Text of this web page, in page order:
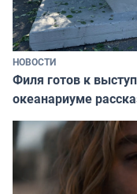
НОВОСТИ
Филя готов к
океанариуме